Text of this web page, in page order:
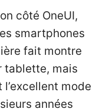
côté OneUI,
smartphones
fait montre
tablette, mais
mode
années